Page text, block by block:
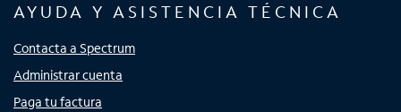
AYUDA Y ASISTENCIA TÉCNICA
Contacta a Spectrum
Administrar cuenta
Paga tu factura